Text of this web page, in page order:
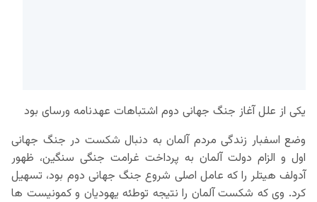
یکی از علل آغاز جنگ جهانی دوم اشتباهات عهدنامه ورسای بود
وضع اسفبار زندگی مردم آلمان به دنبال شکست در جنگ جهانی
اول و الزام دولت آلمان به پرداخت غرامت جنگی سنگین، ظهور
آدولف هیتلر را که عامل اصلی شروع جنگ جهانی دوم بود، تسهیل
کرد. وی که شکست آلمان را نتیجه توطئه یهودیان و کمونیست ها